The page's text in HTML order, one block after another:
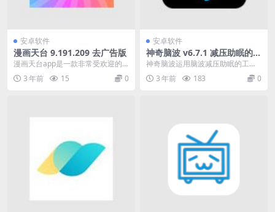
安卓软件
漫画天台 9.191.209 去广告版
漫画天台app是一款非常受欢迎的
手机漫画软件，这款软件非常的好
用可以帮助用户轻松...
3 年前 15 0
安卓软件
神奇脑波 v6.7.1 减压助眠的脑
波音乐，提高专注力，解锁会
员版
神奇脑波运用脑波减压助眠的工作
原理，通过收听减压助眠的脑波音
乐，让大脑随着减压助...
3 年前 183 0